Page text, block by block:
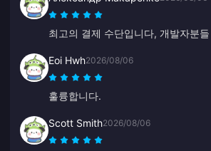
최고의 결제 수단입니다, 개발자분
Eoi Hwh2026/08/06
훌륭합니다.
Scott Smith2026/08/06